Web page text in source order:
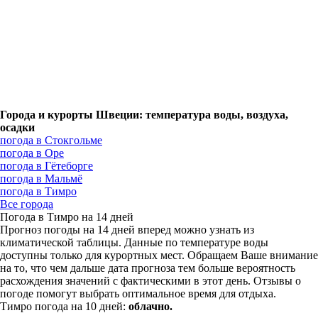
Города и курорты Швеции: температура воды, воздуха,
осадки
погода в Стокгольме
погода в Оре
погода в Гётеборге
погода в Мальмё
погода в Тимро
Все города
Погода в Тимро на 14 дней
Прогноз погоды на 14 дней вперед можно узнать из
климатической таблицы. Данные по температуре воды
доступны только для курортных мест. Обращаем Ваше внимание
на то, что чем дальше дата прогноза тем больше вероятность
расхождения значений с фактическими в этот день. Отзывы о
погоде помогут выбрать оптимальное время для отдыха.
Тимро погода на 10 дней: облачно.